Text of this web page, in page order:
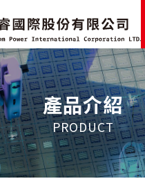
產品介紹
PRODUCT